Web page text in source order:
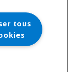
tous